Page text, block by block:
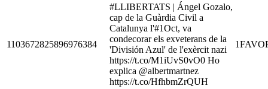
1103672825896976384
#LLIBERTATS | Ángel Gozalo,
cap de la Guàrdia Civil a
Catalunya l'#1Oct, va
condecorar els exveterans de la
'División Azul' de l'exèrcit nazi
https://t.co/M1iUvS0vO0 Ho
explica @albertmartnez
https://t.co/HfhbmZrQUH
1